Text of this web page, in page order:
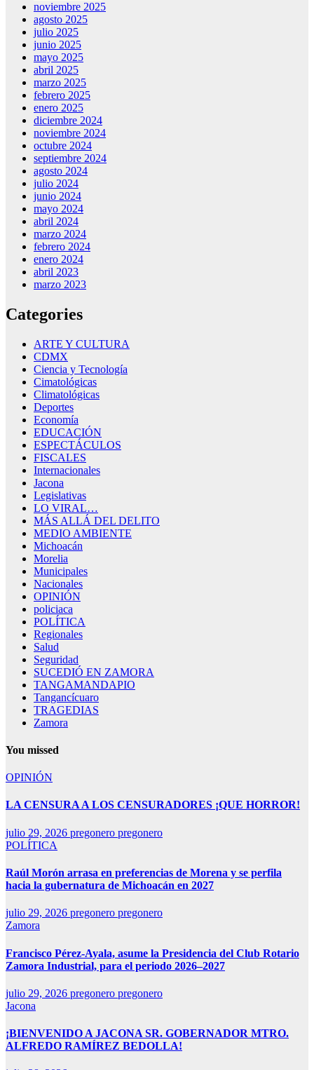
noviembre 2025
agosto 2025
julio 2025
junio 2025
mayo 2025
abril 2025
marzo 2025
febrero 2025
enero 2025
diciembre 2024
noviembre 2024
octubre 2024
septiembre 2024
agosto 2024
julio 2024
junio 2024
mayo 2024
abril 2024
marzo 2024
febrero 2024
enero 2024
abril 2023
marzo 2023
Categories
ARTE Y CULTURA
CDMX
Ciencia y Tecnología
Cimatológicas
Climatológicas
Deportes
Economía
EDUCACIÓN
ESPECTÁCULOS
FISCALES
Internacionales
Jacona
Legislativas
LO VIRAL…
MÁS ALLÁ DEL DELITO
MEDIO AMBIENTE
Michoacán
Morelia
Municipales
Nacionales
OPINIÓN
policiaca
POLÍTICA
Regionales
Salud
Seguridad
SUCEDIÓ EN ZAMORA
TANGAMANDAPIO
Tangancícuaro
TRAGEDIAS
Zamora
You missed
OPINIÓN
LA CENSURA A LOS CENSURADORES ¡QUE HORROR!
julio 29, 2026 pregonero pregonero
POLÍTICA
Raúl Morón arrasa en preferencias de Morena y se perfila
hacia la gubernatura de Michoacán en 2027
julio 29, 2026 pregonero pregonero
Zamora
Francisco Pérez-Ayala, asume la Presidencia del Club Rotario
Zamora Industrial, para el periodo 2026–2027
julio 29, 2026 pregonero pregonero
Jacona
¡BIENVENIDO A JACONA SR. GOBERNADOR MTRO.
ALFREDO RAMÍREZ BEDOLLA!